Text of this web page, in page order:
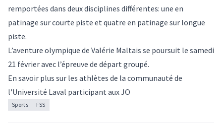
remportées dans deux disciplines différentes: une en
patinage sur courte piste et quatre en patinage sur longue
piste.
L’aventure olympique de Valérie Maltais se poursuit le samedi
21 février avec l’épreuve de départ groupé.
En savoir plus sur les athlètes de la communauté de
l'Université Laval participant aux JO
Sports FSS